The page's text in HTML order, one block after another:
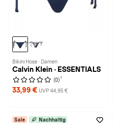
Bikini Hose · Damen
Calvin Klein · ESSENTIALS
(0) 1
33,99 € UVP 44,95 €
Sale Nachhaltig